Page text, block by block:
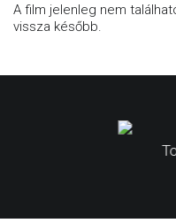
A film jelenleg nem
vissza később.